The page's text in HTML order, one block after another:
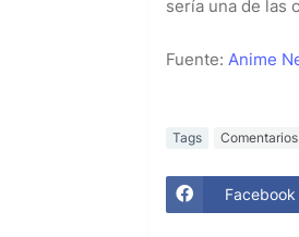
sería una de las
Fuente: Anime
Tags Comentarios
Facebook